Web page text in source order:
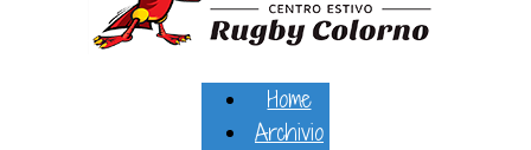
Home
Archivio